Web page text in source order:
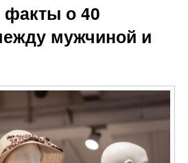
о 40
мужчиной и